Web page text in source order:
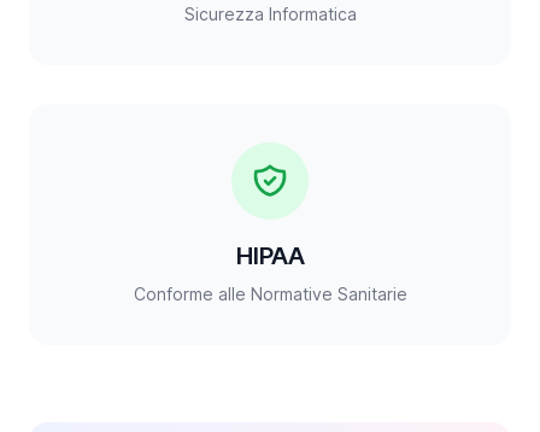
Sicurezza Informatica
HIPAA
Conforme alle Normative Sanitarie